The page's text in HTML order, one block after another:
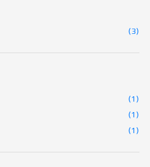
(3)
(1)
(1)
(1)